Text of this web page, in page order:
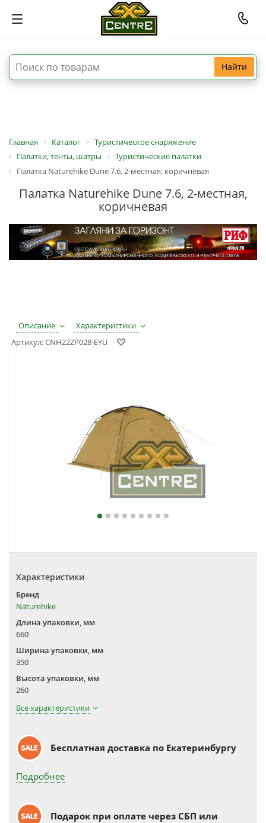
Найти
Главная Каталог
Туристическое снаряжение
Палатки, тенты, шатры
Туристические палатки
Палатка Naturehike Dune 7.6, 2-местная, коричневая
Палатка Naturehike Dune 7.6, 2-местная,
коричневая
Описание
Характеристики
Артикул:CNH22ZP028-EYU
Характеристики
Бренд
Naturehike
Длина упаковки, мм
660
Ширина упаковки, мм
350
Высота упаковки, мм
260
Все характеристики
Бесплатная доставка по Екатеринбургу
Подробнее
Подарок при оплате через СБП или